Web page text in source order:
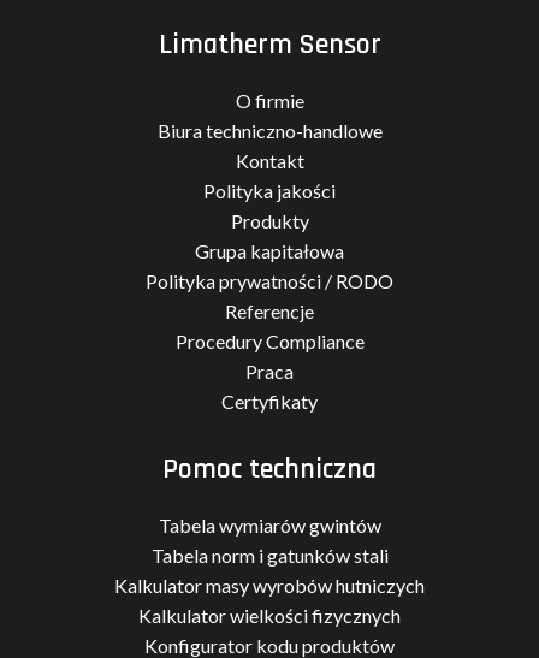
Limatherm Sensor
O firmie
Biura techniczno-handlowe
Kontakt
Polityka jakości
Produkty
Grupa kapitałowa
Polityka prywatności / RODO
Referencje
Procedury Compliance
Praca
Certyfikaty
Pomoc techniczna
Tabela wymiarów gwintów
Tabela norm i gatunków stali
Kalkulator masy wyrobów hutniczych
Kalkulator wielkości fizycznych
Konfigurator kodu produktów